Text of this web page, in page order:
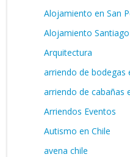
Alojamiento en San
Alojamiento Santiago
Arquitectura
arriendo de bodegas
arriendo de cabañas
Arriendos Eventos
Autismo en Chile
avena chile